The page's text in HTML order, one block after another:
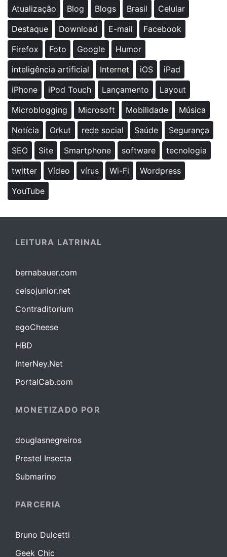
Atualização
Blog Blogs Brasil
Celular
Destaque
Download E-mail
Facebook
Firefox
Foto Google
Humor
inteligência artificial
Internet iOS
iPad
iPhone
iPod Touch Lançamento
Layout
Microblogging
Microsoft Mobilidade
Música
Notícia
Orkut rede social Saúde
Segurança
SEO
Site Smartphone software
tecnologia
twitter
Vídeo vírus Wi-Fi
Wordpress
YouTube
LEITURA LATRINAL
bernabauer.com
celsojunior.net
Contraditorium
egoCheese
HBD
InterNey.Net
PortalCab.com
MONETIZADO POR
douglasnegreiros
Prestel Insecta
Submarino
PARCERIA
Bruno Dulcetti
Geek Chic